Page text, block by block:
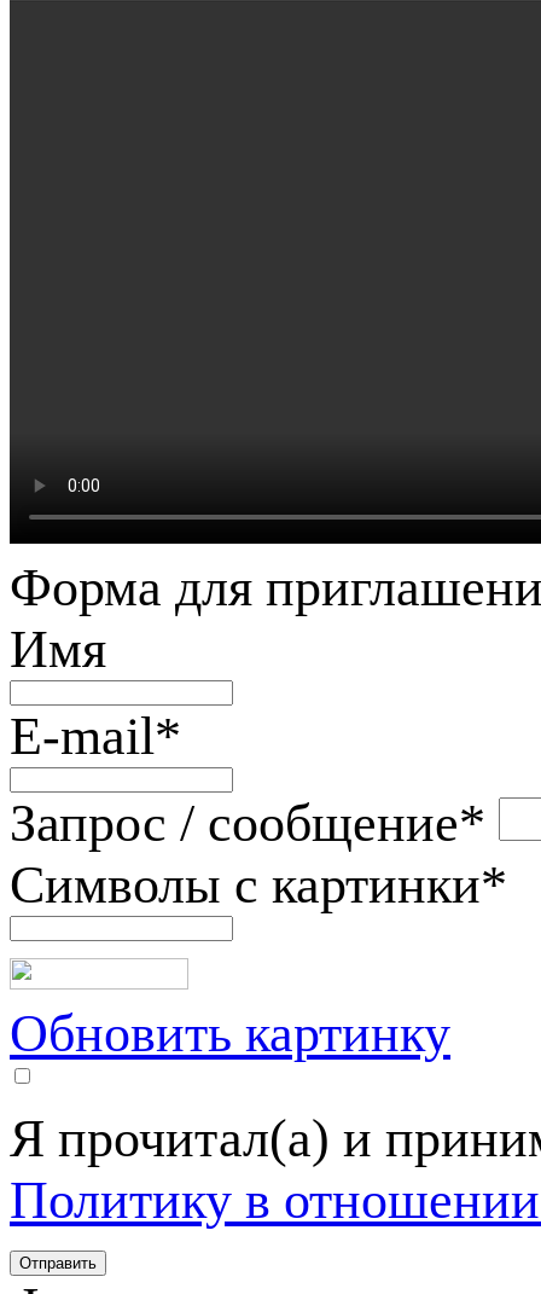
Форма для
Имя
E-mail*
Запрос / сообщение*
Символы с картинки*
Обновить картинку
Я прочитал(а) и
Политику в